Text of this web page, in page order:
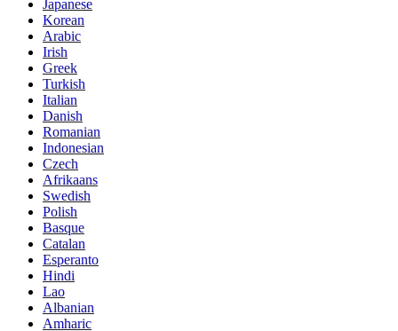
Japanese
Korean
Arabic
Irish
Greek
Turkish
Italian
Danish
Romanian
Indonesian
Czech
Afrikaans
Swedish
Polish
Basque
Catalan
Esperanto
Hindi
Lao
Albanian
Amharic